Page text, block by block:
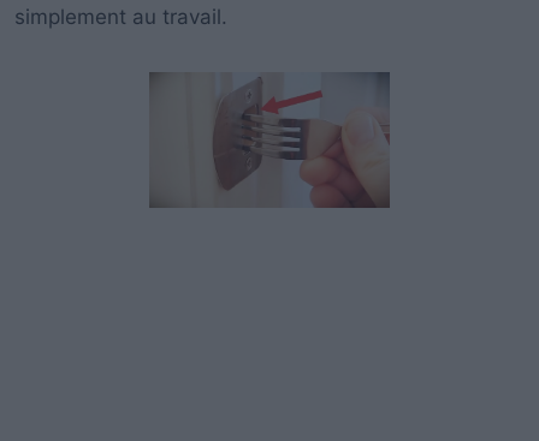
simplement au travail.